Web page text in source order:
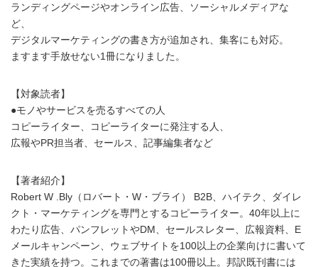
ランディングページやオンライン広告、ソーシャルメディアな
ど、
デジタルマーケティングの書き方が追加され、集客にも対応。
ますます手放せない1冊になりました。
【対象読者】
●モノやサービスを売るすべての人
コピーライター、コピーライターに発注する人、
広報やPR担当者、セールス、記事編集者など
【著者紹介】
Robert W .Bly（ロバート・W・ブライ） B2B、ハイテク、ダイレ
クト・マーケティングを専門とするコピーライター。40年以上に
わたり広告、パンフレットやDM、セールスレター、広報資料、E
メールキャンペーン、ウェブサイトを100以上の企業向けに書いて
きた実績を持つ。これまでの著書は100冊以上。邦訳既刊書には